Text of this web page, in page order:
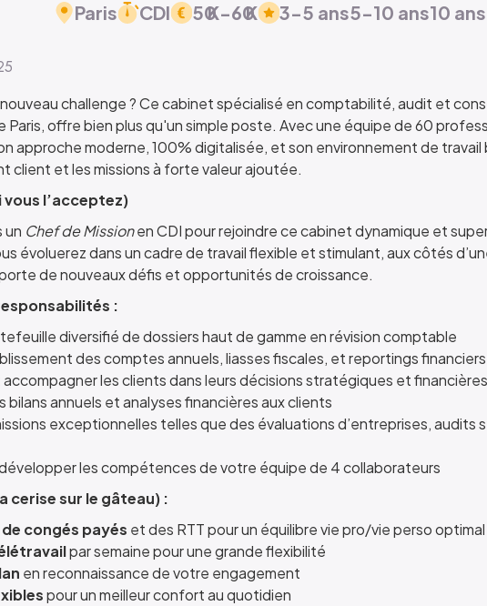
Paris CDI 50
K-60
K 3-5 ans5-10 ans10
challenge ? Ce cabinet spécialisé en comptabilité, audit et
Paris, offre bien plus qu'un simple poste. Avec une équipe de 60
approche moderne, 100% digitalisée, et son environnement de travail
client et les missions à forte valeur ajoutée.
l’acceptez)
un Chef de Missionen CDI pour rejoindre ce cabinet dynamique et
évoluerez dans un cadre de travail flexible et stimulant, aux côtés
de nouveaux défis et opportunités de croissance.
:
diversifié de dossiers haut de gamme en révision comptable
des comptes annuels, liasses fiscales, et reportings financiers
les clients dans leurs décisions stratégiques et financières
bilans annuels et analyses financières aux clients
exceptionnelles telles que des évaluations d’entreprises,
les compétences de votre équipe de 4 collaborateurs
cerise sur le gâteau) :
congés payés et des RTT pour un équilibre vie pro/vie perso optimal
par semaine pour une grande flexibilité
en reconnaissance de votre engagement
pour un meilleur confort au quotidien